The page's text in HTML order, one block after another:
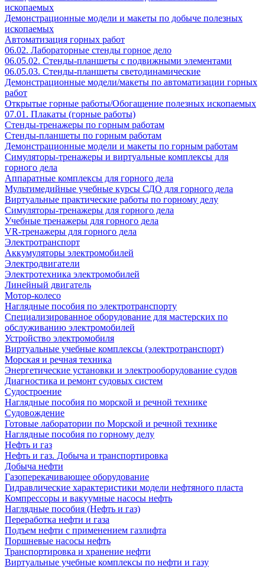
ископаемых
Демонстрационные модели и макеты по добыче полезных
ископаемых
Автоматизация горных работ
06.02. Лабораторные стенды горное дело
06.05.02. Стенды-планшеты с подвижными элементами
06.05.03. Стенды-планшеты светодинамические
Демонстрационные модели/макеты по автоматизации горных
работ
Открытые горные работы/Обогащение полезных ископаемых
07.01. Плакаты (горные работы)
Стенды-тренажеры по горным работам
Стенды-планшеты по горным работам
Демонстрационные модели и макеты по горным работам
Симуляторы-тренажеры и виртуальные комплексы для
горного дела
Аппаратные комплексы для горного дела
Мультимедийные учебные курсы СДО для горного дела
Виртуальные практические работы по горному делу
Симуляторы-тренажеры для горного дела
Учебные тренажеры для горного дела
VR-тренажеры для горного дела
Электротранспорт
Аккумуляторы электромобилей
Электродвигатели
Электротехника электромобилей
Линейный двигатель
Мотор-колесо
Наглядные пособия по электротранспорту
Специализированное оборудование для мастерских по
обслуживанию электромобилей
Устройство электромобиля
Виртуальные учебные комплексы (электротранспорт)
Морская и речная техника
Энергетические установки и электрооборудование судов
Диагностика и ремонт судовых систем
Судостроение
Наглядные пособия по морской и речной технике
Судовождение
Готовые лаборатории по Морской и речной технике
Наглядные пособия по горному делу
Нефть и газ
Нефть и газ. Добыча и транспортировка
Добыча нефти
Газоперекачивающее оборудование
Гидравлические характеристики модели нефтяного пласта
Компрессоры и вакуумные насосы нефть
Наглядные пособия (Нефть и газ)
Переработка нефти и газа
Подъем нефти с применением газлифта
Поршневые насосы нефть
Транспортировка и хранение нефти
Виртуальные учебные комплексы по нефти и газу